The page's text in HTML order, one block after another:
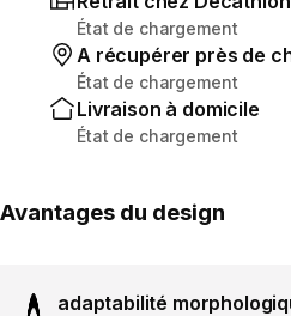
État de chargement
A récupérer près de
État de chargement
Livraison à domicile
État de chargement
Avantages du design
adaptabilité